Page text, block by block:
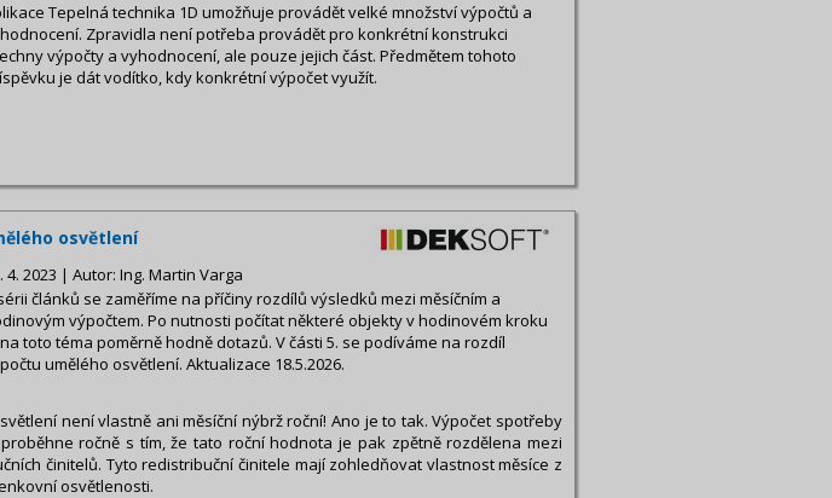
Tepelná technika 1D umožňuje provádět velké množství výpočtů a
Zpravidla není potřeba provádět pro konkrétní konstrukci
výpočty a vyhodnocení, ale pouze jejich část. Předmětem tohoto
je dát vodítko, kdy konkrétní výpočet využít.
osvětlení
4. 2023 | Autor: Ing. Martin Varga
článků se zaměříme na příčiny rozdílů výsledků mezi měsíčním a
výpočtem. Po nutnosti počítat některé objekty v hodinovém kroku
toto téma poměrně hodně dotazů. V části 5. se podíváme na rozdíl
umělého osvětlení. Aktualizace 18.5.2026.
není vlastně ani měsíční nýbrž roční! Ano je to tak. Výpočet spotřeby
ročně s tím, že tato roční hodnota je pak zpětně rozdělena mezi
činitelů. Tyto redistribuční činitele mají zohledňovat vlastnost měsíce z
osvětlenosti.